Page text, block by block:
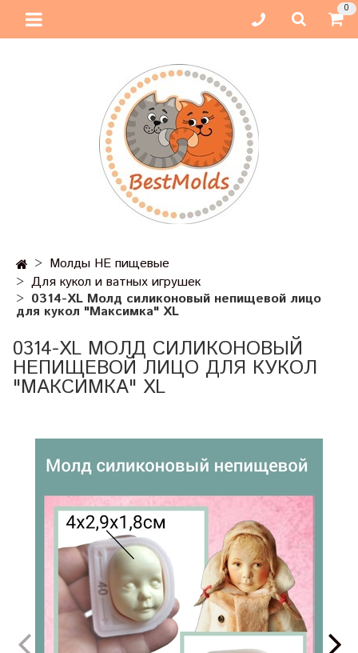
0
Молды НЕ пищевые
Для кукол и ватных игрушек
0314-XL Молд силиконовый непищевой лицо
для кукол "Максимка" XL
0314-XL МОЛД СИЛИКОНОВЫЙ
НЕПИЩЕВОЙ ЛИЦО ДЛЯ КУКОЛ
"МАКСИМКА" XL